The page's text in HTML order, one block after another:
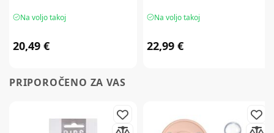
Na voljo takoj
20,49 €
Na voljo takoj
22,99 €
PRIPOROČENO ZA VAS